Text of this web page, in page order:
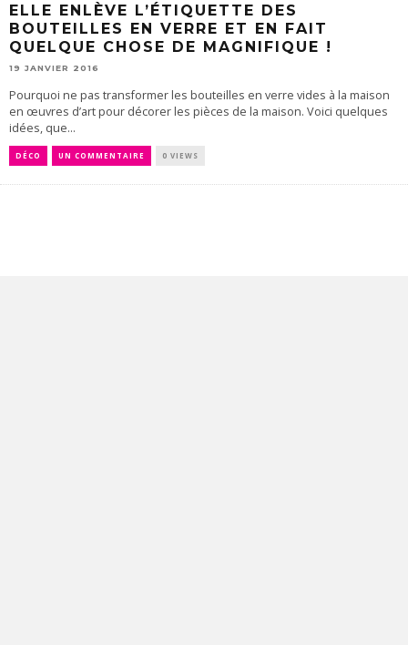
ELLE ENLÈVE L’ÉTIQUETTE DES
BOUTEILLES EN VERRE ET EN FAIT
QUELQUE CHOSE DE MAGNIFIQUE !
19 JANVIER 2016
Pourquoi ne pas transformer les bouteilles en verre vides à la maison
en œuvres d’art pour décorer les pièces de la maison. Voici quelques
idées, que...
DÉCO UN COMMENTAIRE 0 VIEWS